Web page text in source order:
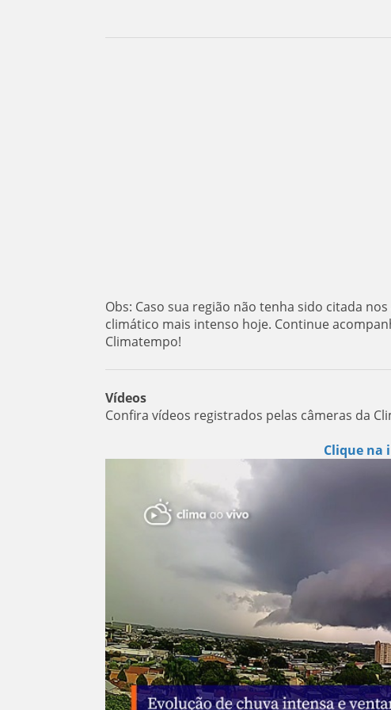
Obs: Caso sua região não tenha sido citada
climático mais intenso hoje. Continue
Climatempo!
Vídeos
Confira vídeos registrados pelas câmeras da
Clique na